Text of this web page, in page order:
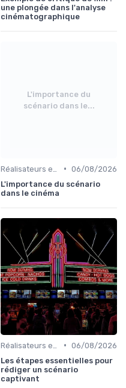
une plongée dans l'analyse
cinématographique
L'importance du
scénario dans le...
• 06/08/2026
L'importance du scénario
dans le cinéma
• 06/08/2026
Les étapes essentielles pour
rédiger un scénario
captivant